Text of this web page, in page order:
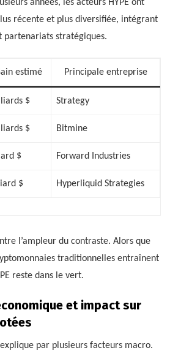
années, les acteurs HYPE ont
récente et plus diversifiée, intégrant
stratégiques.
estimé Principale entreprise
$ Strategy
$ Bitmine
$ Forward Industries
$ Hyperliquid Strategies
l’ampleur du contraste. Alors que
traditionnelles entraînent
reste dans le vert.
et impact sur
par plusieurs facteurs macro.